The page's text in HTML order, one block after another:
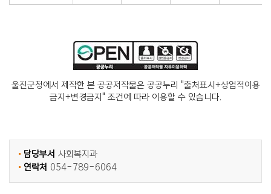
울진군청에서 제작한 본 공공저작물은 공공누리 "출처표시+상업적이용
금지+변경금지" 조건에 따라 이용할 수 있습니다.
담당부서 사회복지과
연락처 054-789-6064